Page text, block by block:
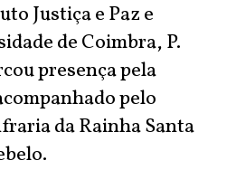
Justiça e Paz e
de Coimbra, P.
presença pela
pelo
da Rainha Santa